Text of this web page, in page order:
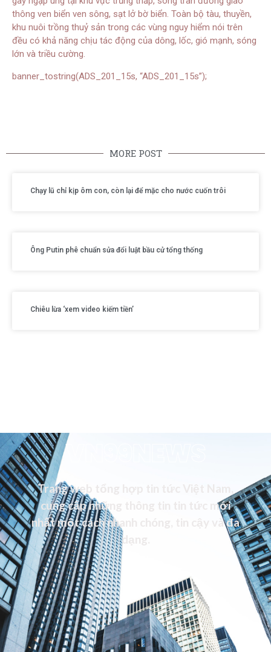
thông ven biển ven sông, sạt lở bờ biển. Toàn bộ tàu, thuyền,
khu nuôi trồng thuỷ sản trong các vùng nguy hiểm nói trên
đều có khả năng chịu tác động của dông, lốc, gió mạnh, sóng
lớn và triều cường.
banner_tostring(ADS_201_15s, “ADS_201_15s”);
MORE POST
Chạy lũ chỉ kịp ôm con, còn lại để mặc cho nước cuốn trôi
Ông Putin phê chuẩn sửa đổi luật bầu cử tổng thống
Chiêu lừa ‘xem video kiếm tiền’
VN99NEWS
Trang web tổng hợp tin tức Việt Nam,
cung cấp những thông tin tin tức mới
nhất một cách nhanh chóng, tin cậy và đa
dạng.